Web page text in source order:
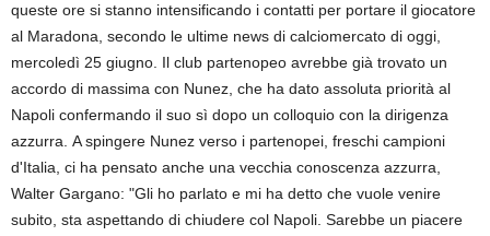
queste ore si stanno intensificando i contatti per portare il giocatore
al Maradona, secondo le ultime news di calciomercato di oggi,
mercoledì 25 giugno. Il club partenopeo avrebbe già trovato un
accordo di massima con Nunez, che ha dato assoluta priorità al
Napoli confermando il suo sì dopo un colloquio con la dirigenza
azzurra. A spingere Nunez verso i partenopei, freschi campioni
d'Italia, ci ha pensato anche una vecchia conoscenza azzurra,
Walter Gargano: "Gli ho parlato e mi ha detto che vuole venire
subito, sta aspettando di chiudere col Napoli. Sarebbe un piacere